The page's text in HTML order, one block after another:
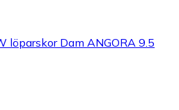
löparskor Dam ANGORA 9.5